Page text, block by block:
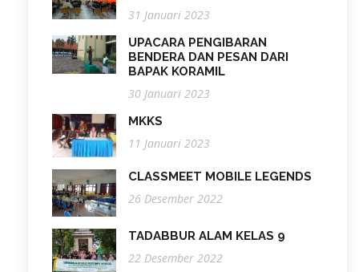
31 Januari 2023
UPACARA PENGIBARAN
BENDERA DAN PESAN DARI
BAPAK KORAMIL
30 Januari 2023
MKKS
11 Januari 2023
CLASSMEET MOBILE LEGENDS
26 Desember 2022
TADABBUR ALAM KELAS 9
22 Desember 2022